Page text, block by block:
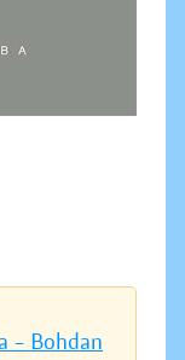
– Bohdan